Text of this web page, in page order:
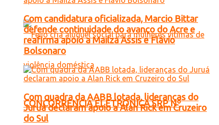
CONCORRENCIA ELETRONICA SRP Nº
Com candidatura oficializada, Marcio Bittar
defende continuidade do avanço do Acre e
reafirma apoio a Mailza Assis e Flávio
Bolsonaro
Com quadra da AABB lotada, lideranças do
Juruá declaram apoio a Alan Rick em Cruzeiro
do Sul